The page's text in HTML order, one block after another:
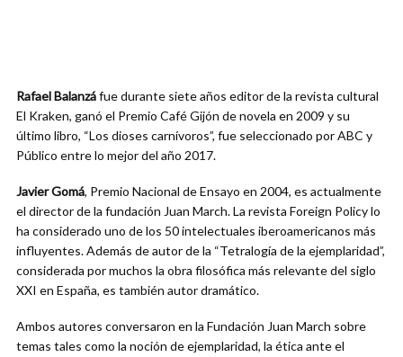
Rafael Balanzáfue durante siete años editor de la revista cultural
El Kraken, ganó el Premio Café Gijón de novela en 2009 y su
último libro, “Los dioses carnívoros”, fue seleccionado por ABC y
Público entre lo mejor del año 2017.
Javier Gomá, Premio Nacional de Ensayo en 2004, es actualmente
el director de la fundación Juan March. La revista Foreign Policy lo
ha considerado uno de los 50 intelectuales iberoamericanos más
influyentes. Además de autor de la “Tetralogía de la ejemplaridad”,
considerada por muchos la obra filosófica más relevante del siglo
XXI en España, es también autor dramático.
Ambos autores conversaron en la Fundación Juan March sobre
temas tales como la noción de ejemplaridad, la ética ante el